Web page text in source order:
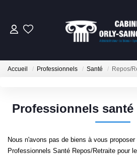
NOTRE SERVICE
NOTRE
Accueil Professionnels Santé Repos/
Professionnels
Nous n'avons pas de biens à vous
Professionnels Santé Repos/Retraite pour